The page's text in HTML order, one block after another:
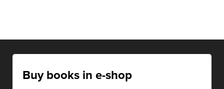
Buy books in e-shop